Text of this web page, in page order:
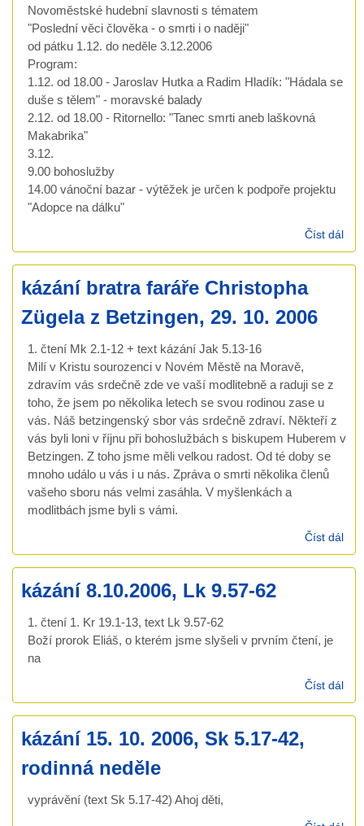
Novoměstské hudební slavnosti s tématem
"Poslední věci člověka - o smrti i o naději"
od pátku 1.12. do neděle 3.12.2006
Program:
1.12. od 18.00 - Jaroslav Hutka a Radim Hladík: "Hádala se
duše s tělem" - moravské balady
2.12. od 18.00 - Ritornello: "Tanec smrti aneb laškovná
Makabrika"
3.12.
9.00 bohoslužby
14.00 vánoční bazar - výtěžek je určen k podpoře projektu
"Adopce na dálku"
Číst dál
kázání bratra faráře Christopha
Zügela z Betzingen, 29. 10. 2006
1. čtení Mk 2.1-12 + text kázání Jak 5.13-16
Milí v Kristu sourozenci v Novém Městě na Moravě,
zdravím vás srdečně zde ve vaší modlitebně a raduji se z
toho, že jsem po několika letech se svou rodinou zase u
vás. Náš betzingenský sbor vás srdečně zdraví. Někteří z
vás byli loni v říjnu při bohoslužbách s biskupem Huberem v
Betzingen. Z toho jsme měli velkou radost. Od té doby se
mnoho událo u vás i u nás. Zpráva o smrti několika členů
vašeho sboru nás velmi zasáhla. V myšlenkách a
modlitbách jsme byli s vámi.
Číst dál
kázání 8.10.2006, Lk 9.57-62
1. čtení 1. Kr 19.1-13, text Lk 9.57-62
Boží prorok Eliáš, o kterém jsme slyšeli v prvním čtení, je
na
Číst dál
Lk
kázání 15. 10. 2006, Sk 5.17-42,
rodinná neděle
vyprávění (text Sk 5.17-42) Ahoj děti,